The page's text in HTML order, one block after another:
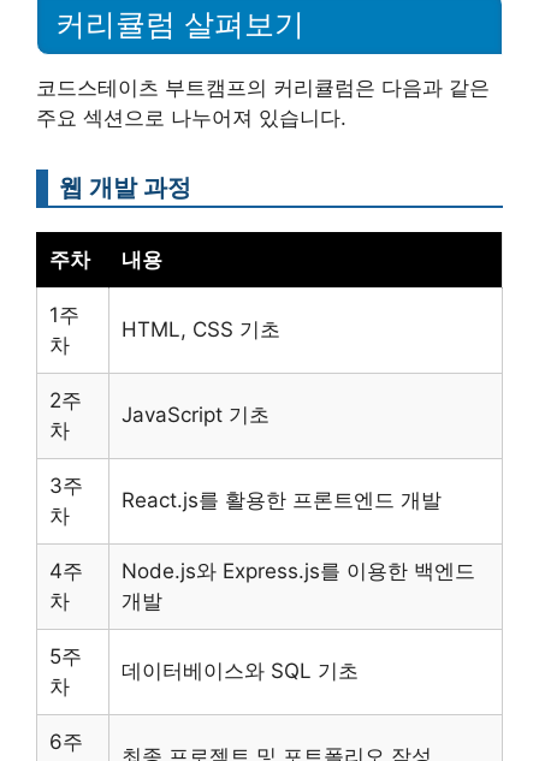
커리큘럼 살펴보기
코드스테이츠 부트캠프의 커리큘럼은 다음과 같은
주요 섹션으로 나누어져 있습니다.
웹 개발 과정
주차 내용
1주
차
HTML, CSS 기초
2주
차
JavaScript 기초
3주
차
React.js를 활용한 프론트엔드 개발
4주
차
Node.js와 Express.js를 이용한 백엔드
개발
5주
차
데이터베이스와 SQL 기초
6주
최종 프로젝트 및 포트폴리오 작성